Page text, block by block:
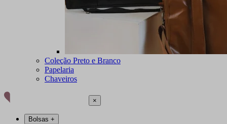
Coleção Preto e Branco
Papelaria
Chaveiros
×
Bolsas +